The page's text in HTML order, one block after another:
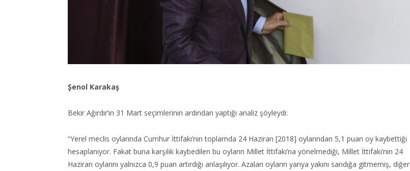
Şenol Karakaş
Bekir Ağırdır’ın 31 Mart seçimlerinin ardından yaptığı analiz şöyleydi:
“Yerel meclis oylarında Cumhur İttifakı’nın toplamda 24 Haziran [2018] oylarından 5,1 puan oy kaybettiği
hesaplanıyor. Fakat buna karşılık kaybedilen bu oyların Millet İttifakı’na yönelmediği, Millet İttifakı’nın 24
Haziran oylarını yalnızca 0,9 puan artırdığı anlaşılıyor. Azalan oyların yarıya yakını sandığa gitmemiş, diğer